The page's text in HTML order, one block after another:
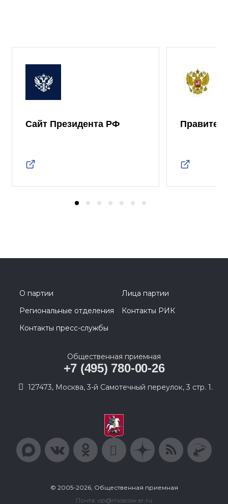
Сайт Президента РФ
О партии
Лица партии
Региональные отделения
Контакты РИК
Контакты пресс-службы
Общественная приемная
+7 (495) 780-00-26
127473, Москва, 3-й Самотечный переулок, 3 стр. 1.
© 2005-2026, Общественная приемная
Почта: op@moscow.er.ru